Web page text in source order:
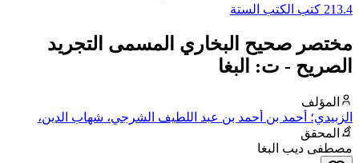
213.4 كتب الكتب الستة
مختصر صحيح البخاري المسمى التجريد
الصريح - ت: البغا
المؤلف
الزبيدي؛ أحمد بن أحمد بن عبد اللطيف الشرجي، شهاب الدين،
المعروف بالزبيدي
المحقق
مصطفى ديب البغا